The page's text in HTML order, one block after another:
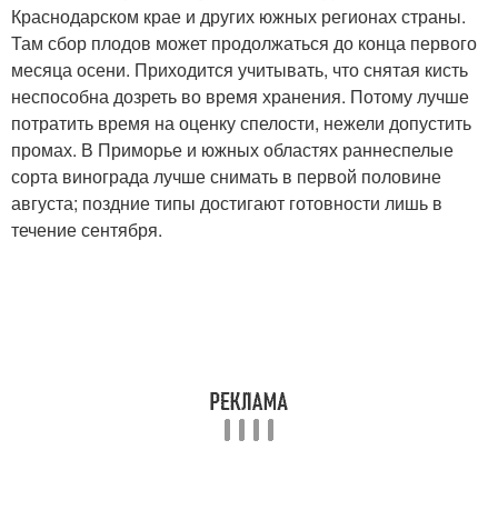
Краснодарском крае и других южных регионах страны.
Там сбор плодов может продолжаться до конца первого
месяца осени. Приходится учитывать, что снятая кисть
неспособна дозреть во время хранения. Потому лучше
потратить время на оценку спелости, нежели допустить
промах. В Приморье и южных областях раннеспелые
сорта винограда лучше снимать в первой половине
августа; поздние типы достигают готовности лишь в
течение сентября.